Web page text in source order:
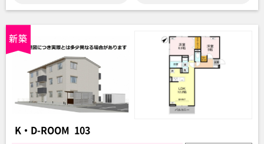
K・D-ROOM 103